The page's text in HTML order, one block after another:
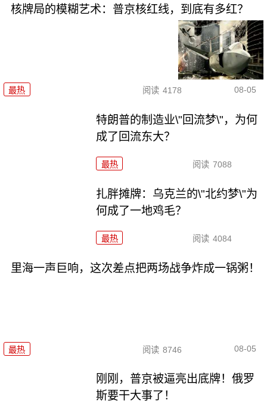
核牌局的模糊艺术：普京核红线，到底有多红？
最热 阅读 4178 08-05
特朗普的制造业\"回流梦\"，为何
成了回流东大？
最热 阅读 7088
扎胖摊牌：乌克兰的\"北约梦\"为
何成了一地鸡毛？
最热 阅读 4084
里海一声巨响，这次差点把两场战争炸成一锅粥！
最热 阅读 8746 08-05
刚刚，普京被逼亮出底牌！俄罗
斯要干大事了！